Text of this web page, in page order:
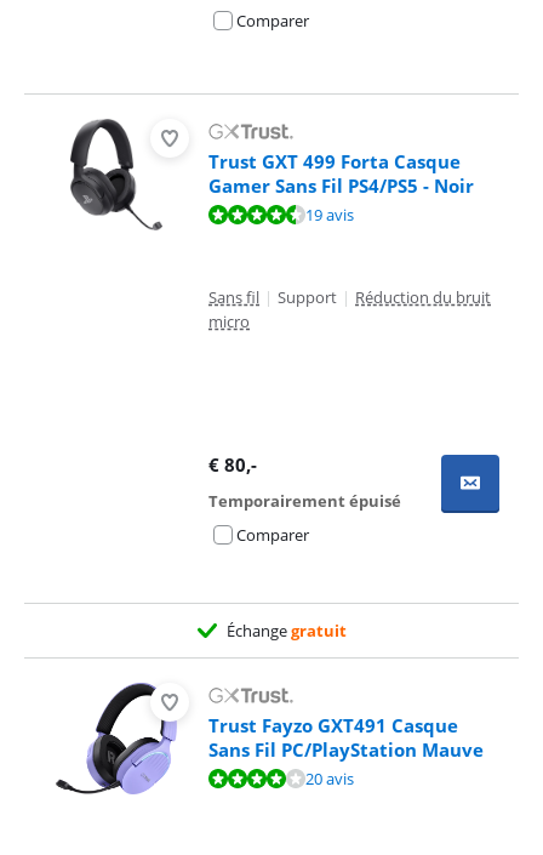
Comparer
Trust GXT 499 Forta Casque
Gamer Sans Fil PS4/PS5 - Noir
La note est de 9,1 sur 10, basée sur 19 avis.19 avis
Sans fil | Support | Réduction du bruit
micro
€ 80,-
Temporairement épuisé
Comparer
Échangegratuit
Trust Fayzo GXT491 Casque
Sans Fil PC/PlayStation Mauve
La note est de 7,9 sur 10, basée sur 20 avis.20 avis